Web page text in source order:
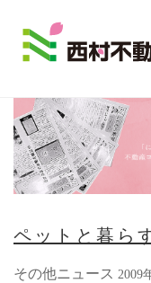
ペットと暮ら
その他ニュース 2009